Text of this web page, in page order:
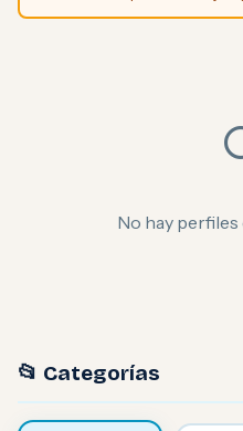
No hay
📂 Categorías